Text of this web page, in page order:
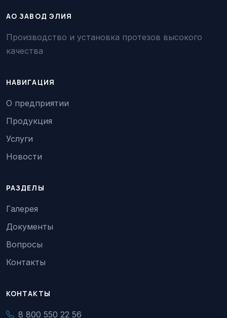
АО ЗАВОД ЭЛИЯ
Производство и установка протезов высокого
качества
НАВИГАЦИЯ
О предприятии
Продукция
Услуги
Новости
РАЗДЕЛЫ
Галерея
Документы
Вопросы
Контакты
КОНТАКТЫ
8 800 550 22 56